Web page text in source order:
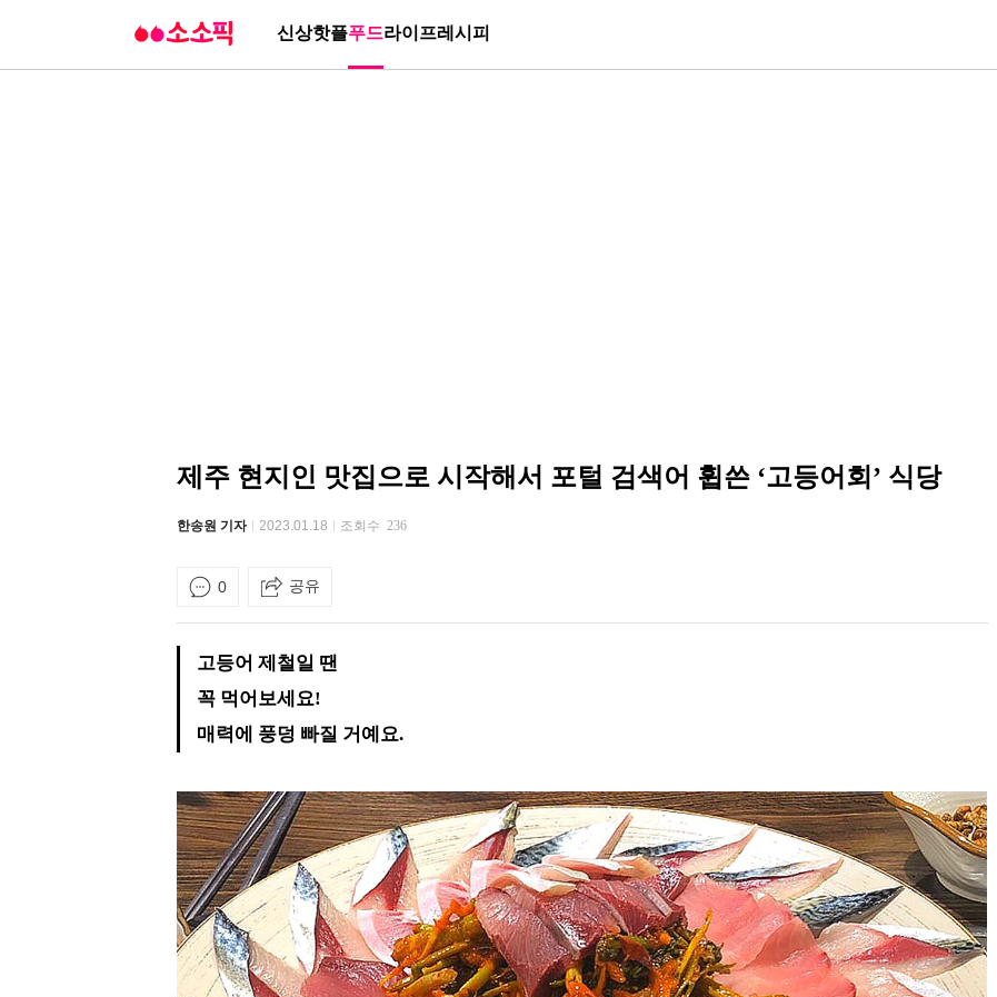
신상핫플푸드라이프레시피
제주 현지인 맛집으로 시작해서 포털 검색어 휩쓴 ‘고등어회’ 식당
한송원 기자 2023.01.18 조회수 236
0 공유
고등어 제철일 땐
꼭 먹어보세요!
매력에 풍덩 빠질 거예요.